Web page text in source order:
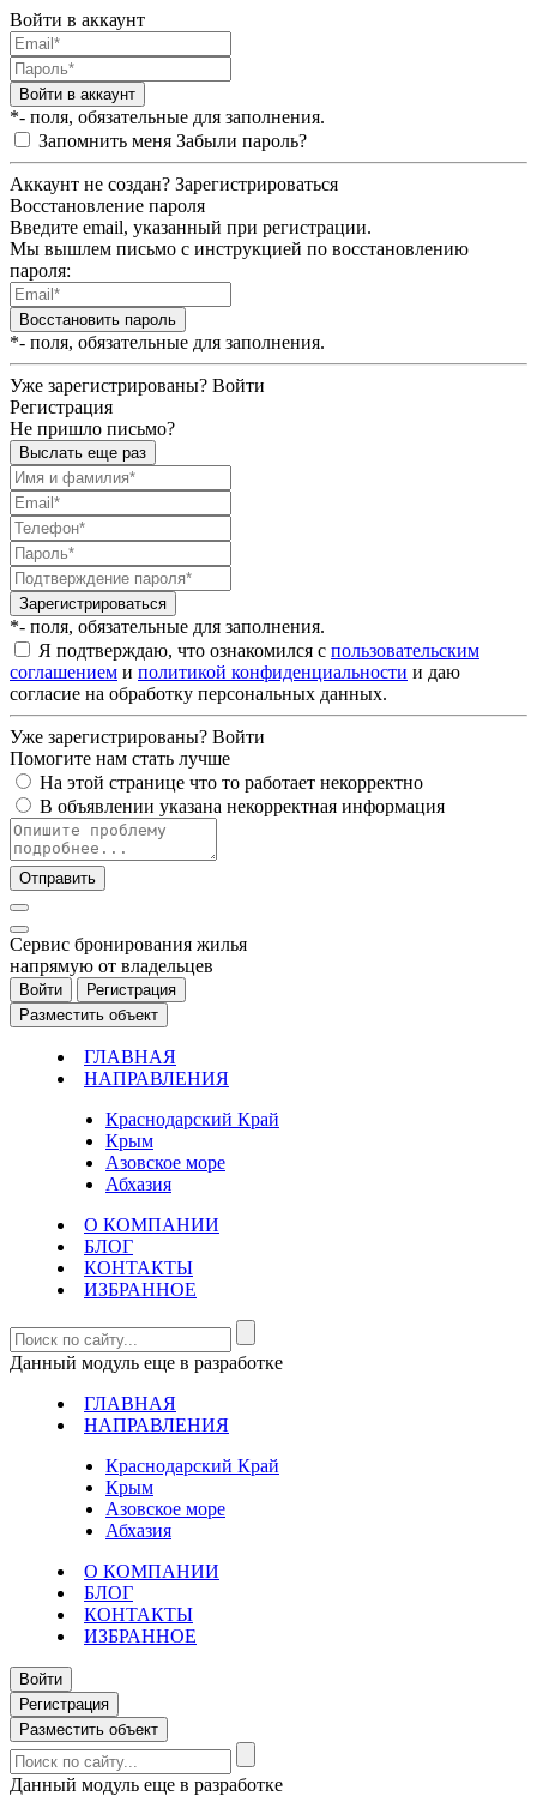
Войти в аккаунт
Войти в аккаунт
*- поля, обязательные для заполнения.
Запомнить меня Забыли пароль?
Аккаунт не создан? Зарегистрироваться
Восстановление пароля
Введите email, указанный при регистрации.
Мы вышлем письмо с инструкцией по восстановлению
пароля:
Восстановить пароль
*- поля, обязательные для заполнения.
Уже зарегистрированы? Войти
Регистрация
Не пришло письмо?
Выслать еще раз
Зарегистрироваться
*- поля, обязательные для заполнения.
Я подтверждаю, что ознакомился с пользовательским
соглашением и политикой конфиденциальности и даю
согласие на обработку персональных данных.
Уже зарегистрированы? Войти
Помогите нам стать лучше
На этой странице что то работает некорректно
В объявлении указана некорректная информация
Отправить
Cервис бронирования жилья
напрямую от владельцев
Войти
Регистрация
Разместить объект
ГЛАВНАЯ
НАПРАВЛЕНИЯ
Краснодарский Край
Крым
Азовское море
Абхазия
О КОМПАНИИ
БЛОГ
КОНТАКТЫ
ИЗБРАННОЕ
Данный модуль еще в разработке
ГЛАВНАЯ
НАПРАВЛЕНИЯ
Краснодарский Край
Крым
Азовское море
Абхазия
О КОМПАНИИ
БЛОГ
КОНТАКТЫ
ИЗБРАННОЕ
Войти
Регистрация
Разместить объект
Данный модуль еще в разработке